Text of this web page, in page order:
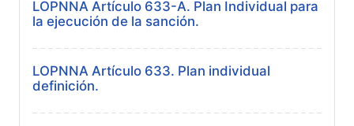
LOPNNA Artículo 633-A. Plan Individual para
la ejecución de la sanción.
LOPNNA Artículo 633. Plan individual
definición.